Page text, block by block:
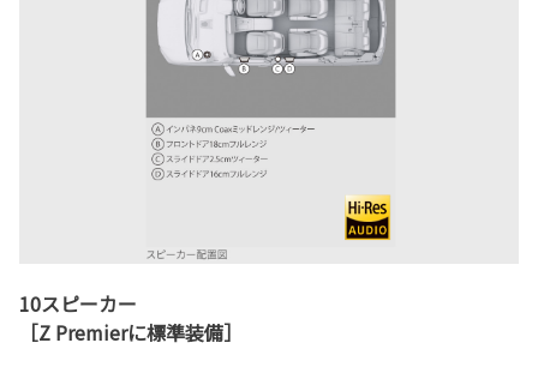
10スピーカー
［Z Premierに標準装備］